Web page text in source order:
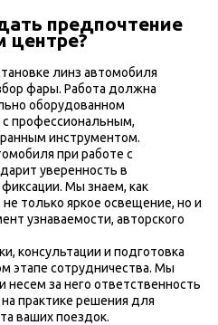
предпочтение
центре?
линз автомобиля
фары. Работа должна
оборудованном
с профессиональным,
инструментом.
при работе с
уверенность в
Мы знаем, как
только яркое освещение, но и
узнаваемости, авторского
консультации и подготовка
этапе сотрудничества. Мы
несем за него ответственность
практике решения для
ваших поездок.